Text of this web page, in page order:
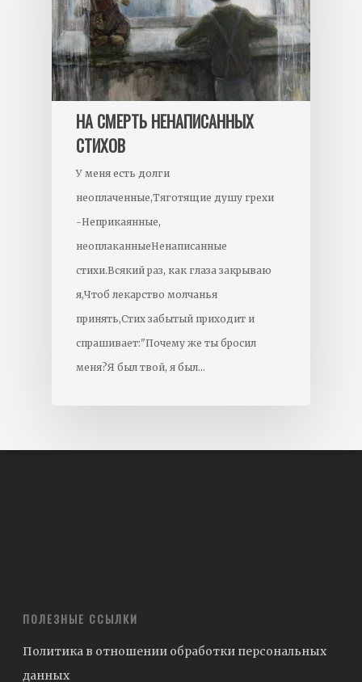
НА СМЕРТЬ НЕНАПИСАННЫХ
СТИХОВ
У меня есть долги
неоплаченные,Тяготящие душу грехи
-Неприкаянные,
неоплаканныеНенаписанные
стихи.Всякий раз, как глаза закрываю
я,Чтоб лекарство молчанья
принять,Стих забытый приходит и
спрашивает:"Почему же ты бросил
меня?Я был твой, я был…
ПОЛЕЗНЫЕ ССЫЛКИ
Политика в отношении обработки персональных
данных